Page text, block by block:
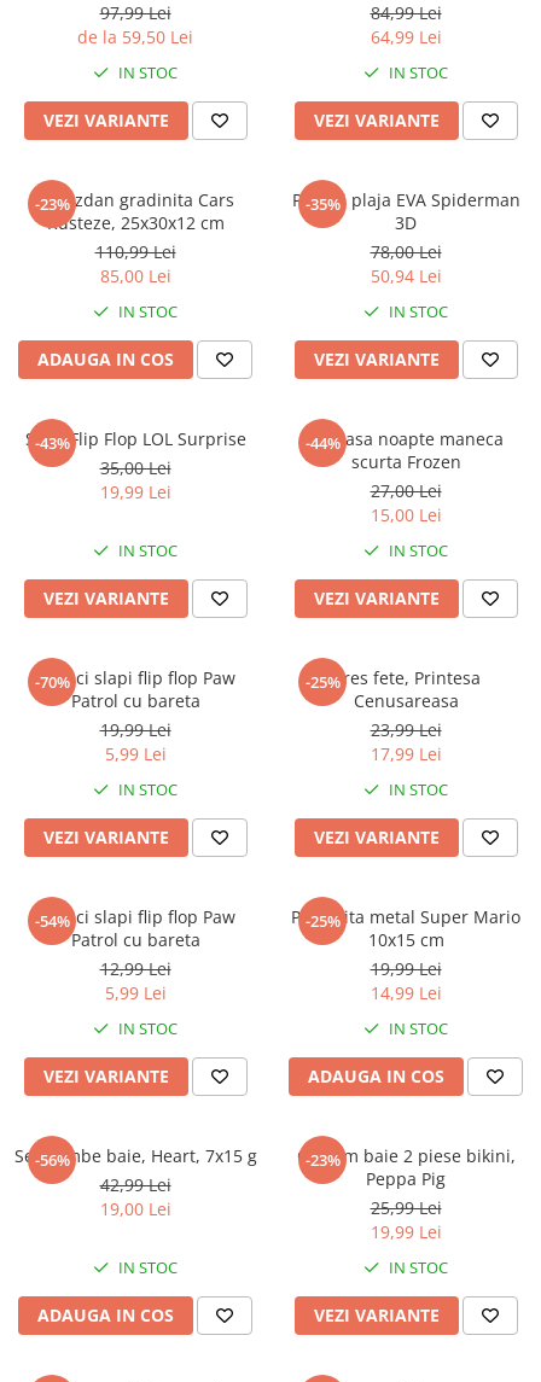
97,99 Lei
de la 59,50 Lei
IN STOC
VEZI VARIANTE
84,99 Lei
64,99 Lei
IN STOC
VEZI VARIANTE
-23%
Ghiozdan gradinita Cars
Rusteze, 25x30x12 cm
110,99 Lei
85,00 Lei
IN STOC
ADAUGA IN COS
-35%
Papuci plaja EVA Spiderman
3D
78,00 Lei
50,94 Lei
IN STOC
VEZI VARIANTE
-43%
Slapi Flip Flop LOL Surprise
35,00 Lei
19,99 Lei
IN STOC
VEZI VARIANTE
-44%
Camasa noapte maneca
scurta Frozen
27,00 Lei
15,00 Lei
IN STOC
VEZI VARIANTE
-70%
Papuci slapi flip flop Paw
Patrol cu bareta
19,99 Lei
5,99 Lei
IN STOC
VEZI VARIANTE
-25%Dres fete, Printesa
Cenusareasa
23,99 Lei
17,99 Lei
IN STOC
VEZI VARIANTE
-54%
Papuci slapi flip flop Paw
Patrol cu bareta
12,99 Lei
5,99 Lei
IN STOC
VEZI VARIANTE
-25%
Pusculita metal Super Mario
10x15 cm
19,99 Lei
14,99 Lei
IN STOC
ADAUGA IN COS
-56%
Set bombe baie, Heart, 7x15 g
42,99 Lei
19,00 Lei
IN STOC
ADAUGA IN COS
-23%
Costum baie 2 piese bikini,
Peppa Pig
25,99 Lei
19,99 Lei
IN STOC
VEZI VARIANTE